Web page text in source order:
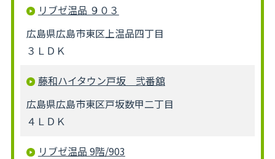
リブゼ温品 ９０３
広島県広島市東区上温品四丁目
３ＬＤＫ
藤和ハイタウン戸坂 弐番舘
広島県広島市東区戸坂数甲二丁目
４ＬＤＫ
リブゼ温品 9階/903